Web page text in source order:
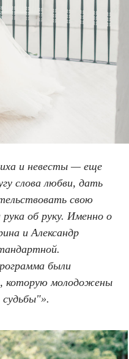
и невесты — еще
слова любви, дать
свою
об руку. Именно о
и Александр
были
которую молодожены